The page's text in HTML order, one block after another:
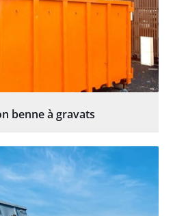
benne à gravats